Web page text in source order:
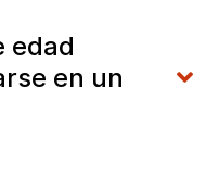
edad
en un